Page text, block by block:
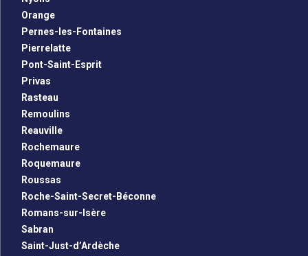
Orange
Pernes-les-Fontaines
Pierrelatte
Pont-Saint-Esprit
Privas
Rasteau
Remoulins
Reauville
Rochemaure
Roquemaure
Roussas
Roche-Saint-Secret-Béconne
Romans-sur-Isère
Sabran
Saint-Just-d’Ardèche